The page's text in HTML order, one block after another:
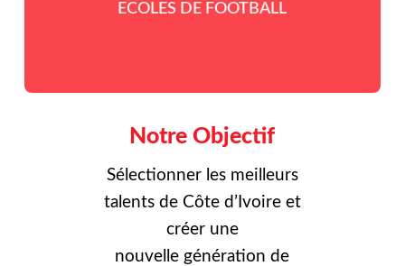
ECOLES DE FOOTBALL
Notre Objectif
Sélectionner les meilleurs
talents de Côte d’Ivoire et
créer une
nouvelle génération de